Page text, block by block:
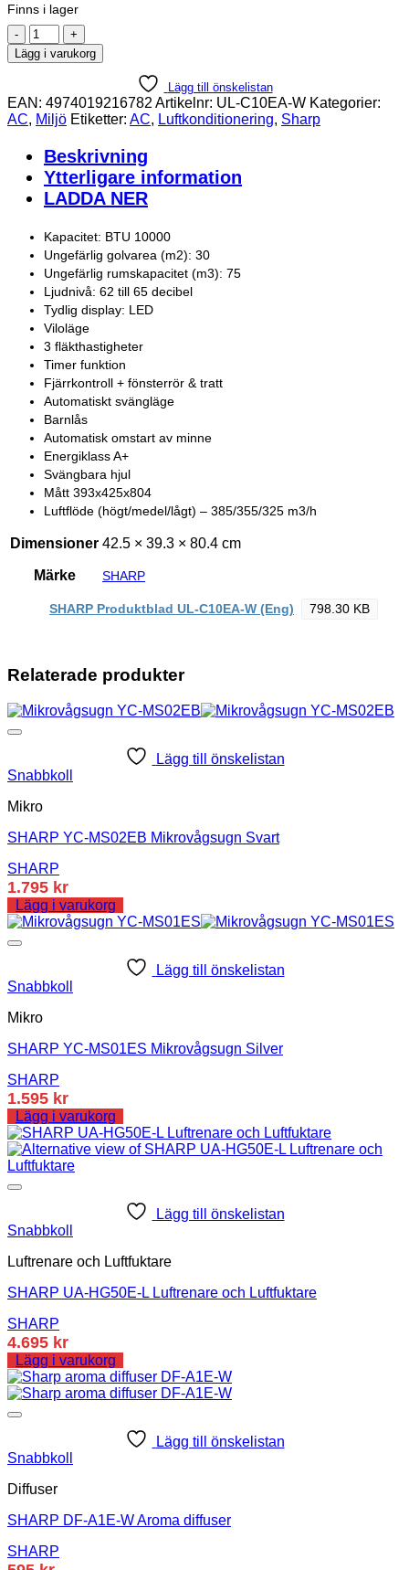
Finns i lager
SHARP
UL-
C10EA-
Portabel
A/C
BTU10000
mängd
Lägg i varukorg
Lägg till önskelistan
EAN: 4974019216782 Artikelnr: UL-C10EA-W Kategorier:
AC, Miljö Etiketter: AC, Luftkonditionering, Sharp
Beskrivning
Ytterligare information
LADDA NER
Kapacitet: BTU 10000
Ungefärlig golvarea (m2): 30
Ungefärlig rumskapacitet (m3): 75
Ljudnivå: 62 till 65 decibel
Tydlig display: LED
Viloläge
3 fläkthastigheter
Timer funktion
Fjärrkontroll + fönsterrör & tratt
Automatiskt svängläge
Barnlås
Automatisk omstart av minne
Energiklass A+
Svängbara hjul
Mått 393x425x804
Luftflöde (högt/medel/lågt) – 385/355/325 m3/h
Dimensioner 42.5 × 39.3 × 80.4 cm
Märke SHARP
SHARP Produktblad UL-C10EA-W (Eng) 798.30 KB
Relaterade produkter
Lägg till önskelistan
Snabbkoll
Mikro
SHARP YC-MS02EB Mikrovågsugn Svart
SHARP
1.795 kr
Lägg i varukorg
Lägg till önskelistan
Snabbkoll
Mikro
SHARP YC-MS01ES Mikrovågsugn Silver
SHARP
1.595 kr
Lägg i varukorg
Lägg till önskelistan
Snabbkoll
Luftrenare och Luftfuktare
SHARP UA-HG50E-L Luftrenare och Luftfuktare
SHARP
4.695 kr
Lägg i varukorg
Lägg till önskelistan
Snabbkoll
Diffuser
SHARP DF-A1E-W Aroma diffuser
SHARP